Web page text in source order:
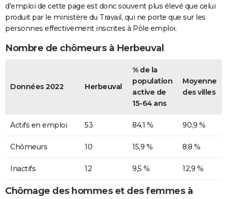
d'emploi de cette page est donc souvent plus élevé que celui
produit par le ministère du Travail, qui ne porte que sur les
personnes effectivement inscrites à Pôle emploi.
Nombre de chômeurs à Herbeuval
Données 2022 Herbeuval
% de la
population
active de
15-64 ans
Moyenne
des villes
Actifs en emploi 53 84,1 % 90,9 %
Chômeurs 10 15,9 % 8,8 %
Inactifs 12 9,5 % 12,9 %
Chômage des hommes et des femmes à